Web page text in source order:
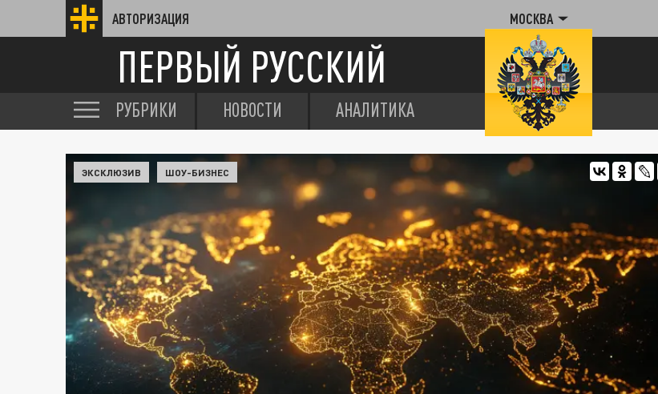
АВТОРИЗАЦИЯ МОСКВА
ПЕРВЫЙ РУССКИЙ
РУБРИКИ НОВОСТИ АНАЛИТИКА
ЭКСКЛЮЗИВ ШОУ-БИЗНЕС